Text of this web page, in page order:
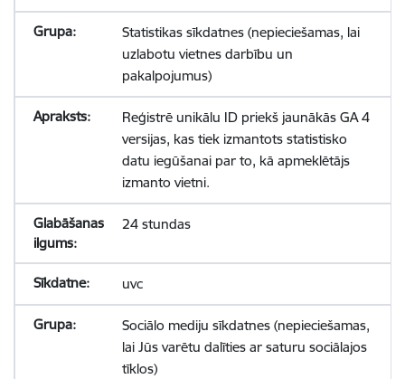
Statistikas sīkdatnes (nepieciešamas, lai
uzlabotu vietnes darbību un
pakalpojumus)
Reģistrē unikālu ID priekš jaunākās GA 4
versijas, kas tiek izmantots statistisko
datu iegūšanai par to, kā apmeklētājs
izmanto vietni.
24 stundas
uvc
Sociālo mediju sīkdatnes (nepieciešamas,
lai Jūs varētu dalīties ar saturu sociālajos
tīklos)